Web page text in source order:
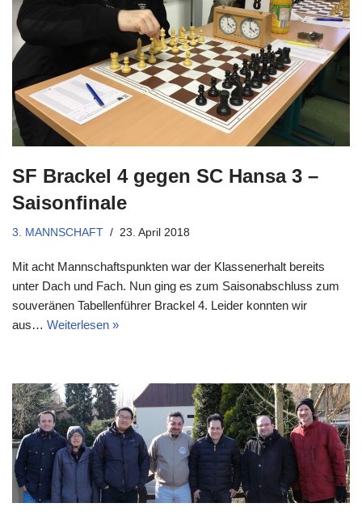
SF Brackel 4 gegen SC Hansa 3 –
Saisonfinale
3. MANNSCHAFT 23. April 2018
Mit acht Mannschaftspunkten war der Klassenerhalt bereits
unter Dach und Fach. Nun ging es zum Saisonabschluss zum
souveränen Tabellenführer Brackel 4. Leider konnten wir
aus… Weiterlesen »